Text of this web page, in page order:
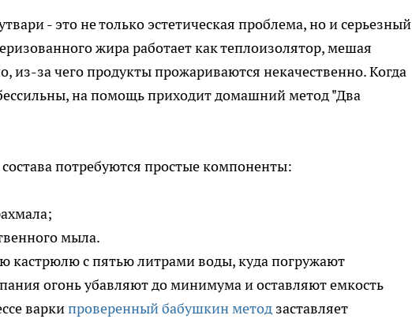
- это не только эстетическая проблема, но и серьезный
жира работает как теплоизолятор, мешая
из-за чего продукты прожариваются некачественно. Когда
на помощь приходит домашний метод "Два
потребуются простые компоненты:
мыла.
кастрюлю с пятью литрами воды, куда погружают
огонь убавляют до минимума и оставляют емкость
варкипроверенный бабушкин метод заставляет